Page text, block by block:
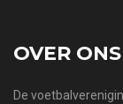
OVER ONS
De